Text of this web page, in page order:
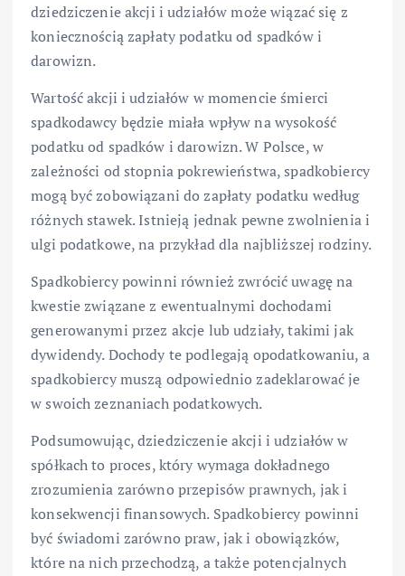
dziedziczenie akcji i udziałów może wiązać się z
koniecznością zapłaty podatku od spadków i
darowizn.
Wartość akcji i udziałów w momencie śmierci
spadkodawcy będzie miała wpływ na wysokość
podatku od spadków i darowizn. W Polsce, w
zależności od stopnia pokrewieństwa, spadkobiercy
mogą być zobowiązani do zapłaty podatku według
różnych stawek. Istnieją jednak pewne zwolnienia i
ulgi podatkowe, na przykład dla najbliższej rodziny.
Spadkobiercy powinni również zwrócić uwagę na
kwestie związane z ewentualnymi dochodami
generowanymi przez akcje lub udziały, takimi jak
dywidendy. Dochody te podlegają opodatkowaniu, a
spadkobiercy muszą odpowiednio zadeklarować je
w swoich zeznaniach podatkowych.
Podsumowując, dziedziczenie akcji i udziałów w
spółkach to proces, który wymaga dokładnego
zrozumienia zarówno przepisów prawnych, jak i
konsekwencji finansowych. Spadkobiercy powinni
być świadomi zarówno praw, jak i obowiązków,
które na nich przechodzą, a także potencjalnych